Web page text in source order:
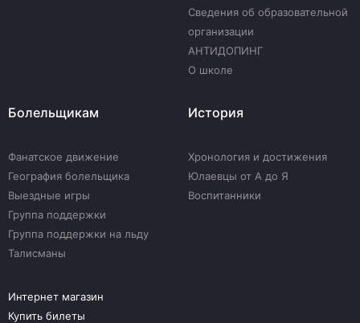
Сведения об образовательной
организации
АНТИДОПИНГ
О школе
Болельщикам
Фанатское движение
География болельщика
Выездные игры
Группа поддержки
Группа поддержки на льду
Талисманы
История
Хронология и достижения
Юлаевцы от А до Я
Воспитанники
Интернет магазин
Купить билеты